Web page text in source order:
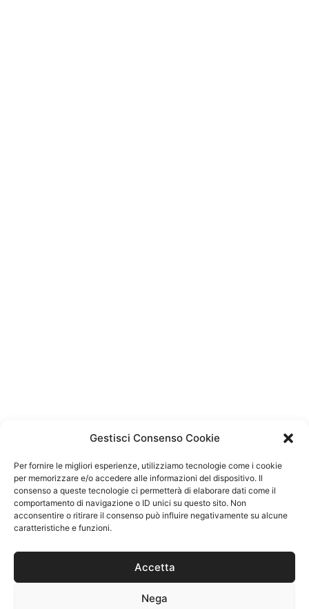
Gestisci Consenso Cookie
Per fornire le migliori esperienze, utilizziamo tecnologie come i cookie
per memorizzare e/o accedere alle informazioni del dispositivo. Il
consenso a queste tecnologie ci permetterà di elaborare dati come il
comportamento di navigazione o ID unici su questo sito. Non
acconsentire o ritirare il consenso può influire negativamente su alcune
caratteristiche e funzioni.
Accetta
Nega